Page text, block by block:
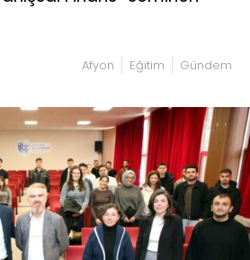
Afyon Eğitim Gündem